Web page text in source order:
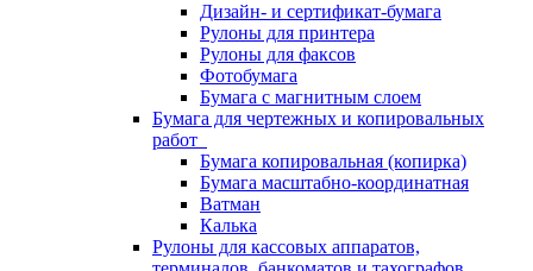
Дизайн- и сертификат-бумага
Рулоны для принтера
Рулоны для факсов
Фотобумага
Бумага с магнитным слоем
Бумага для чертежных и копировальных
работ
Бумага копировальная (копирка)
Бумага масштабно-координатная
Ватман
Калька
Рулоны для кассовых аппаратов,